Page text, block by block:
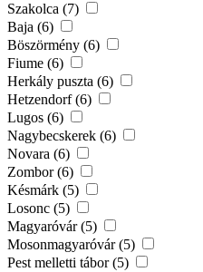
Szakolca (7)
Baja (6)
Böszörmény (6)
Fiume (6)
Herkály puszta (6)
Hetzendorf (6)
Lugos (6)
Nagybecskerek (6)
Novara (6)
Zombor (6)
Késmárk (5)
Losonc (5)
Magyaróvár (5)
Mosonmagyaróvár (5)
Pest melletti tábor (5)